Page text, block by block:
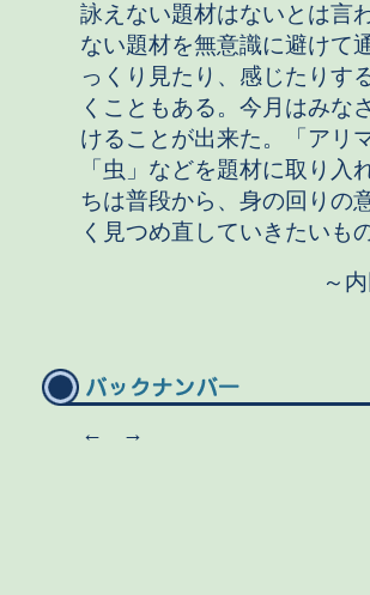
詠えない題材はないとは言
ない題材を無意識に避けて
っくり見たり、感じたりす
くこともある。今月はみな
けることが出来た。「アリ
「虫」などを題材に取り
ちは普段から、身の回りの
く見つめ直していきたいも
～
← →